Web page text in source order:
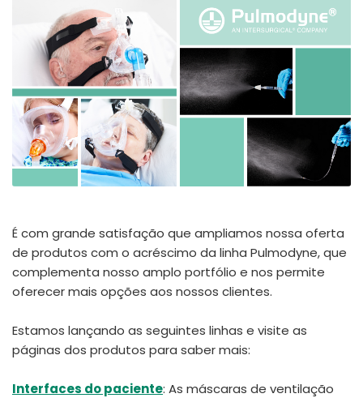
International English
É com grande satisfação que ampliamos nossa oferta
de produtos com o acréscimo da linha Pulmodyne, que
complementa nosso amplo portfólio e nos permite
oferecer mais opções aos nossos clientes.
Estamos lançando as seguintes linhas e visite as
páginas dos produtos para saber mais:
Interfaces do paciente: As máscaras de ventilação